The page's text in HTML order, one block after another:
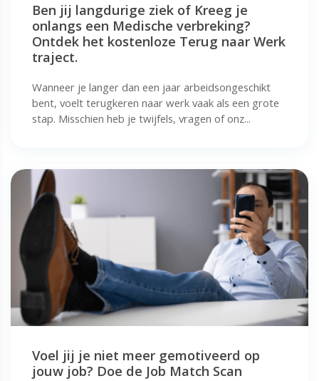
Ben jij langdurige ziek of Kreeg je
onlangs een Medische verbreking?
Ontdek het kostenloze Terug naar Werk
traject.
Wanneer je langer dan een jaar arbeidsongeschikt
bent, voelt terugkeren naar werk vaak als een grote
stap. Misschien heb je twijfels, vragen of onz...
Voel jij je niet meer gemotiveerd op
jouw job? Doe de Job Match Scan